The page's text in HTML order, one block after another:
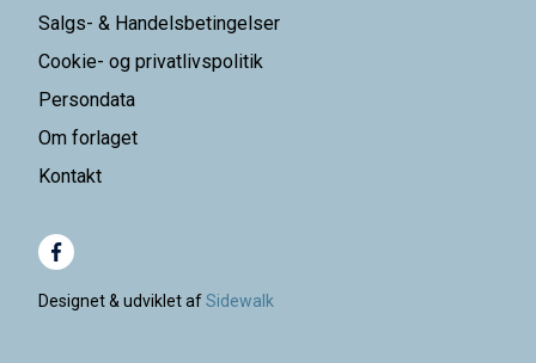
Salgs- & Handelsbetingelser
Cookie- og privatlivspolitik
Persondata
Om forlaget
Kontakt
Designet & udviklet afSidewalk